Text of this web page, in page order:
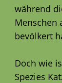
während
Menschen
bevölkert
Doch wie
Spezies